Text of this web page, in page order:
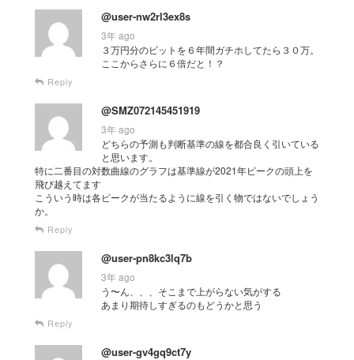
@user-nw2rl3ex8s
3年 ago
３万円分のビットを６年間ガチホしてたら３０万。
ここからさらに６倍だと！？
Reply
@SMZ072145451919
3年 ago
どちらの予測も判断基準の線を都合良く引いている
と思います。
特に二番目の対数曲線のグラフは基準線が2021年ピークの頭上を
飛び越えてます
こういう時は各ピークが当たるように線を引く物ではないでしょう
か。
Reply
@user-pn8kc3lq7b
3年 ago
う〜ん、、、そこまで上がらない気がする
あまり期待しすぎるのもどうかと思う
Reply
@user-gv4gq9ct7y